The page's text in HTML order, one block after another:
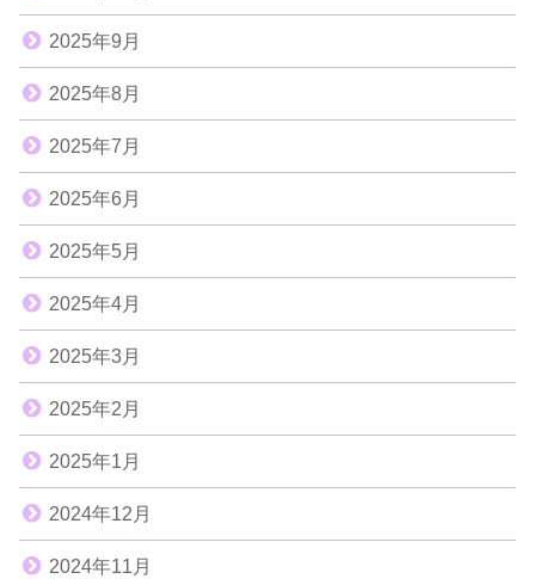
2025年9月
2025年8月
2025年7月
2025年6月
2025年5月
2025年4月
2025年3月
2025年2月
2025年1月
2024年12月
2024年11月